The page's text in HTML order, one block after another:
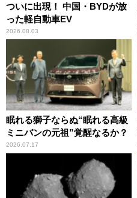
ついに出現！ 中国・BYDが放
った軽自動車EV
2026.08.03
眠れる獅子ならぬ“眠れる高級
ミニバンの元祖”覚醒なるか？
2026.07.17